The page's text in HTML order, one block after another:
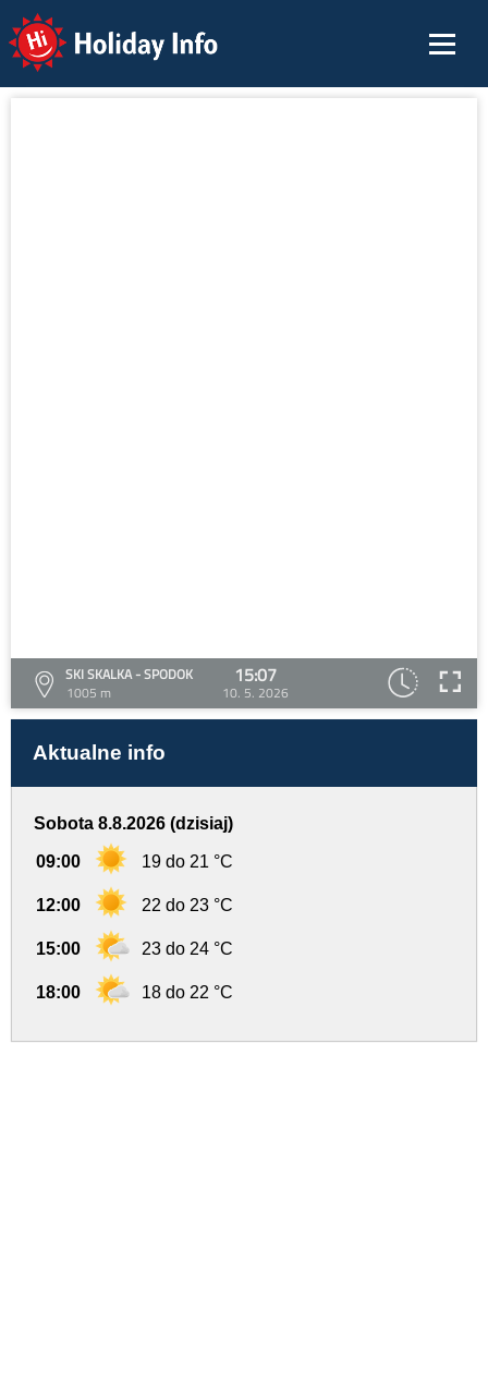
Holiday Info
SKI SKALKA - SPODOK
1005 m
15:07
10. 5. 2026
Aktualne info
Sobota 8.8.2026 (dzisiaj)
09:00 19 do 21 °C
12:00 22 do 23 °C
15:00 23 do 24 °C
18:00 18 do 22 °C